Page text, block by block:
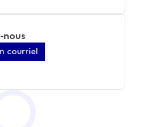
courriel